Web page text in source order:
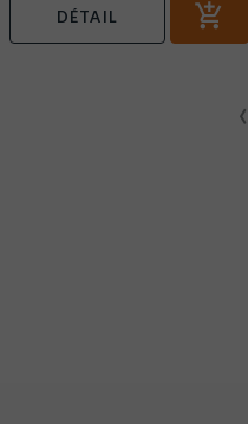
DÉTAIL
‹